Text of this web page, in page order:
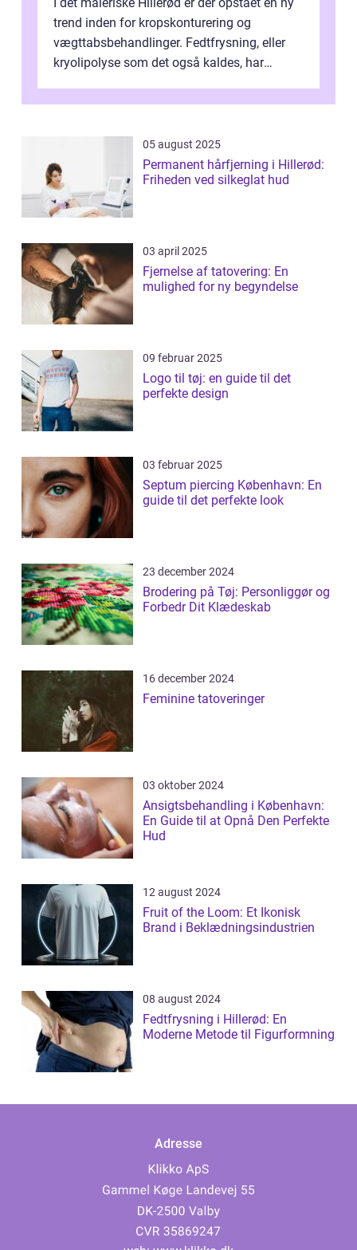
trend inden for kropskonturering og
vægttabsbehandlinger. Fedtfrysning, eller
kryolipolyse som det også kaldes, har
05 august 2025
Permanent hårfjerning i Hillerød:
Friheden ved silkeglat hud
03 april 2025
Fjernelse af tatovering: En
mulighed for ny begyndelse
09 februar 2025
Logo til tøj: en guide til det
perfekte design
03 februar 2025
Septum piercing København: En
guide til det perfekte look
23 december 2024
Brodering på Tøj: Personliggør og
Forbedr Dit Klædeskab
16 december 2024
Feminine tatoveringer
03 oktober 2024
Ansigtsbehandling i København:
En Guide til at Opnå Den Perfekte
Hud
12 august 2024
Fruit of the Loom: Et Ikonisk
Brand i Beklædningsindustrien
08 august 2024
Fedtfrysning i Hillerød: En
Moderne Metode til Figurformning
Adresse